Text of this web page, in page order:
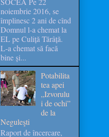
noiembrie 2016, se
împlinesc 2 ani de cînd
Domnul l-a chemat la
EL pe Culiță Tărâță.
L-a chemat să facă
bine și...
Potabilita
tea apei
„Izvorulu
i de ochi”
de la
Neguleşti
Raport de încercare,